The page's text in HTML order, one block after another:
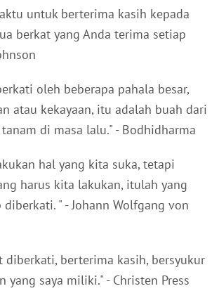
untuk berterima kasih kepada
berkat yang Anda terima setiap
oleh beberapa pahala besar,
atau kekayaan, itu adalah buah dari
di masa lalu." - Bodhidharma
hal yang kita suka, tetapi
harus kita lakukan, itulah yang
" - Johann Wolfgang von
diberkati, berterima kasih, bersyukur
yang saya miliki." - Christen Press